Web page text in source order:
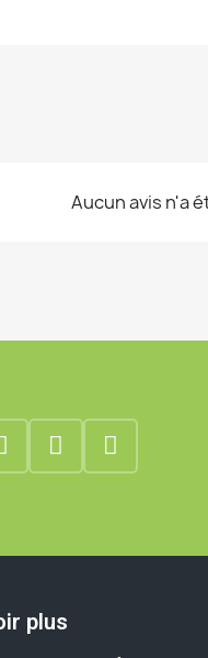
Aucun avis n'a
plus